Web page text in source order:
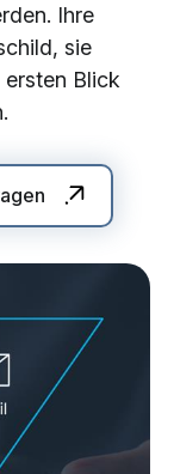
Ihre
sie
Blick